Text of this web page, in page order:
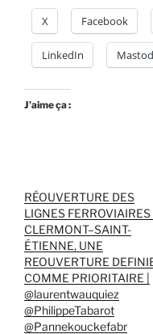
X Facebook
LinkedIn
J’aime ça :
RÉOUVERTURE DES
LIGNES FERROVIAIRES
CLERMONT–SAINT-
ÉTIENNE, UNE
REOUVERTURE
COMME PRIORITAIRE |
@laurentwauquiez
@PhilippeTabarot
@Pannekouckefabr